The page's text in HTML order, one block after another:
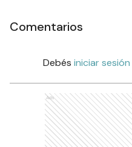
Comentarios
Debés iniciar sesión
Ads